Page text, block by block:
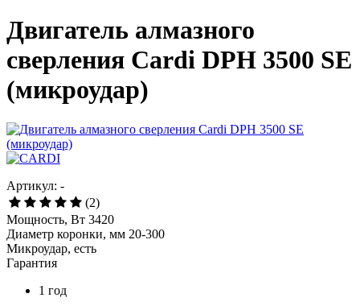
Двигатель алмазного
сверления Cardi DPH 3500 SE
(микроудар)
Артикул: -
(2)
Мощность, Вт 3420
Диаметр коронки, мм 20-300
Микроудар, есть
Гарантия
1 год